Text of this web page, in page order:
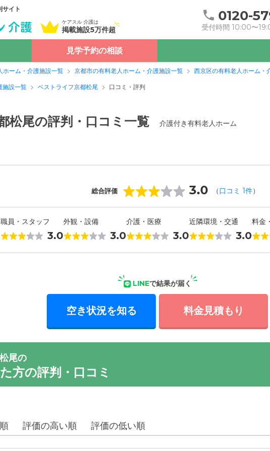
サイト
ケアスル 介護は
掲載施設5万件超
0120-
受付時間 10:00〜
見学予約の相談
ホーム・介護施設一覧 京都市の有料老人ホーム・介護施設一覧 西京区の有料老人ホーム・
施設一覧 ベストライフ京都松尾 口コミ・評判
松尾の評判・口コミ一覧
介護付き有料老人ホーム
総合評価 3.0 （口コミ 1件）
職員・スタッフ
3.0
外観・設備
3.0
介護・医療
3.0
近隣環境・交通
3.0
料金
LINEで結果が届く
空き状況を知る 料金見積もり
尾の
方の評判・口コミ
評価の高い順 評価の低い順